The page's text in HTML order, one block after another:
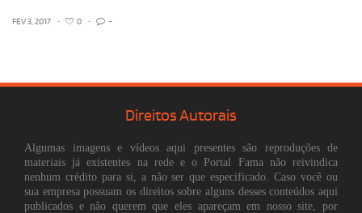
FEV 3, 2017 • 0 • -
Direitos Autorais
Algumas imagens e vídeos aqui presentes são reproduções de
materiais já existentes na rede e o Portal Fama não reivindica
nenhum crédito para si, a não ser que especificado. Caso você ou
sua empresa possuam os direitos sobre alguns desses conteúdos aqui
publicados e não querem que eles apareçam em nosso site, por